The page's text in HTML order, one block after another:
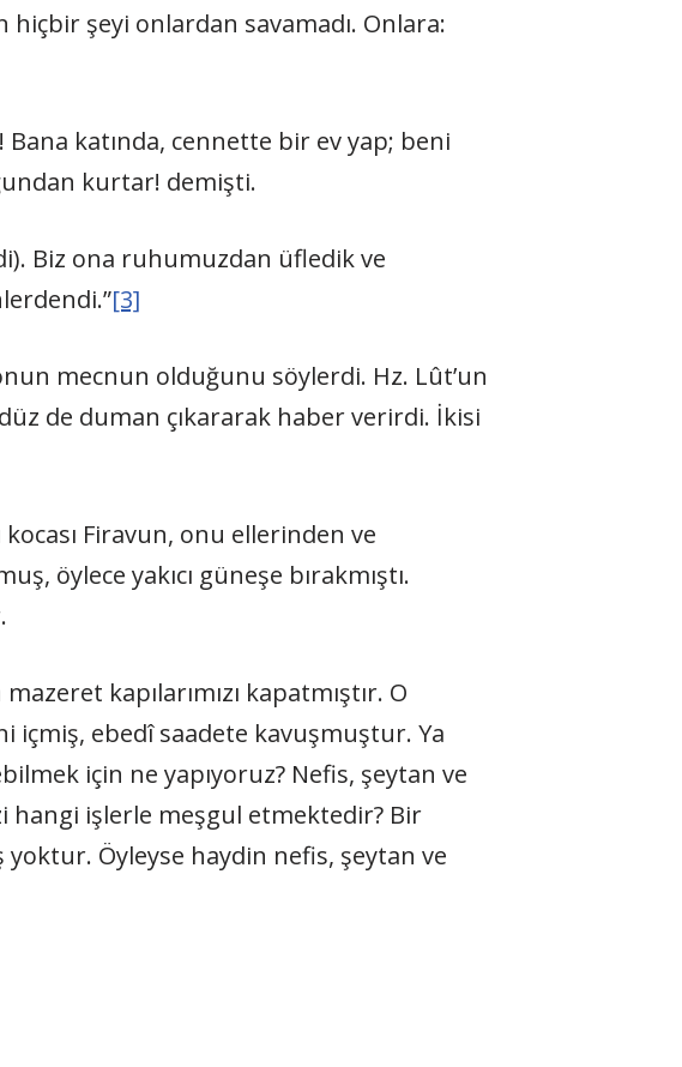
hiçbir şeyi onlardan savamadı. Onlara:
Bana katında, cennette bir ev yap; beni
kurtar! demişti.
Biz ona ruhumuzdan üfledik ve
[3]
mecnun olduğunu söylerdi. Hz. Lût’un
de duman çıkararak haber verirdi. İkisi
kocası Firavun, onu ellerinden ve
öylece yakıcı güneşe bırakmıştı.
kapılarımızı kapatmıştır. O
içmiş, ebedî saadete kavuşmuştur. Ya
için ne yapıyoruz? Nefis, şeytan ve
hangi işlerle meşgul etmektedir? Bir
Öyleyse haydin nefis, şeytan ve